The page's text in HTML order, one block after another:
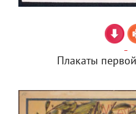
Плакаты